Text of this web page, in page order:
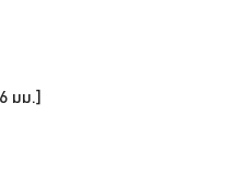
มม.]